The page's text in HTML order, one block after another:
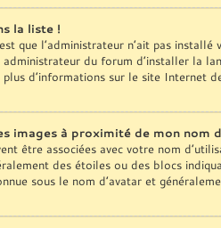
la liste !
que l’administrateur n’ait pas
du forum d’installer la
d’informations sur le site Internet
images à proximité de mon nom
être associées avec votre nom
des étoiles ou des blocs
sous le nom d’avatar et